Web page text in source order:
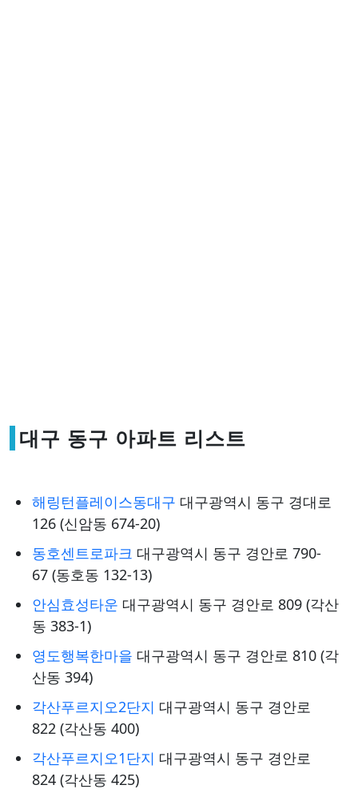
대구 동구 아파트 리스트
해링턴플레이스동대구 대구광역시 동구 경대로
126 (신암동 674-20)
동호센트로파크 대구광역시 동구 경안로 790-
67 (동호동 132-13)
안심효성타운 대구광역시 동구 경안로 809 (각산
동 383-1)
영도행복한마을 대구광역시 동구 경안로 810 (각
산동 394)
각산푸르지오2단지 대구광역시 동구 경안로
822 (각산동 400)
각산푸르지오1단지 대구광역시 동구 경안로
824 (각산동 425)